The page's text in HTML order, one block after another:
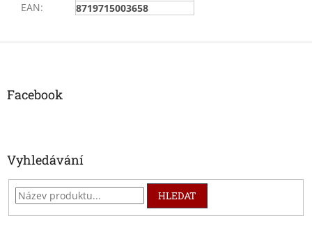
EAN: 8719715003658
Z
Facebook
Vyhledávání
HLEDAT